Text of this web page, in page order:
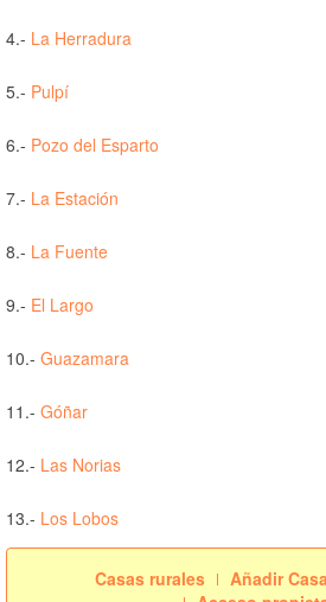
4.- La Herradura
5.- Pulpí
6.- Pozo del Esparto
7.- La Estación
8.- La Fuente
9.- El Largo
10.- Guazamara
11.- Góñar
12.- Las Norias
13.- Los Lobos
Casas rurales
Añadir